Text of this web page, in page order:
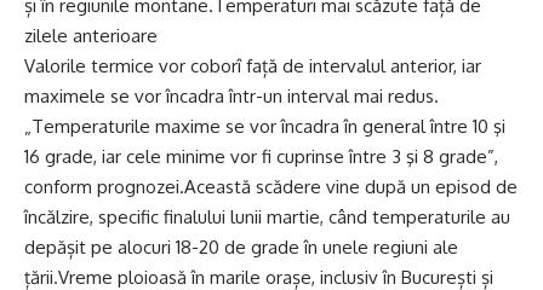
și în regiunile montane.Temperaturi mai scăzute față de
zilele anterioare
Valorile termice vor coborî față de intervalul anterior, iar
maximele se vor încadra într-un interval mai redus.
„Temperaturile maxime se vor încadra în general între 10 şi
16 grade, iar cele minime vor fi cuprinse între 3 şi 8 grade”,
conform prognozei.Această scădere vine după un episod de
încălzire, specific finalului lunii martie, când temperaturile au
depășit pe alocuri 18-20 de grade în unele regiuni ale
țării.Vreme ploioasă în marile orașe, inclusiv în București și